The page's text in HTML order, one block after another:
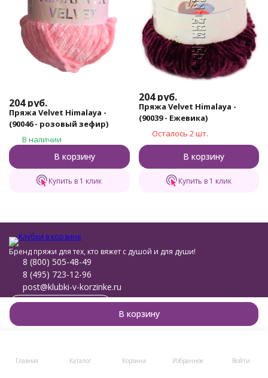
В корзину
204 руб.
Пряжа Velvet Himalaya -
(90046 - розовый зефир)
В наличии
В корзину
Купить в 1 клик
204 руб.
Пряжа Velvet Himalaya -
(90039 - Ежевика)
Осталось 2 шт.
В корзину
Купить в 1 клик
Главная Каталог Корзина Избранное Войти
Бренд пряжи для тех, кто вяжет с душой и для души!
8 (800) 505-48-49
8 (495) 723-12-96
post@klubki-v-korzinke.ru
Telegram
Мы в соцсетях